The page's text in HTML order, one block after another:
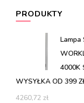
PRODUKTY
Lampa
4000K
WYSYŁKA OD 399
4260,72 zł